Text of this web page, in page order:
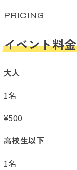
PRICING
イベント料金
大人
1名
¥500
高校生以下
1名